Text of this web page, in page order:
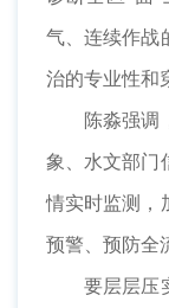
气、连续作战
治的专业性和
陈淼强调，
象、水文部门
情实时监测，
预警、预防全
要层层压实